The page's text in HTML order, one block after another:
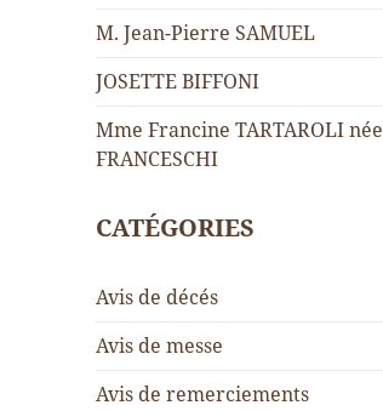
M. Jean-Pierre SAMUEL
JOSETTE BIFFONI
Mme Francine TARTAROLI née
FRANCESCHI
CATÉGORIES
Avis de décés
Avis de messe
Avis de remerciements